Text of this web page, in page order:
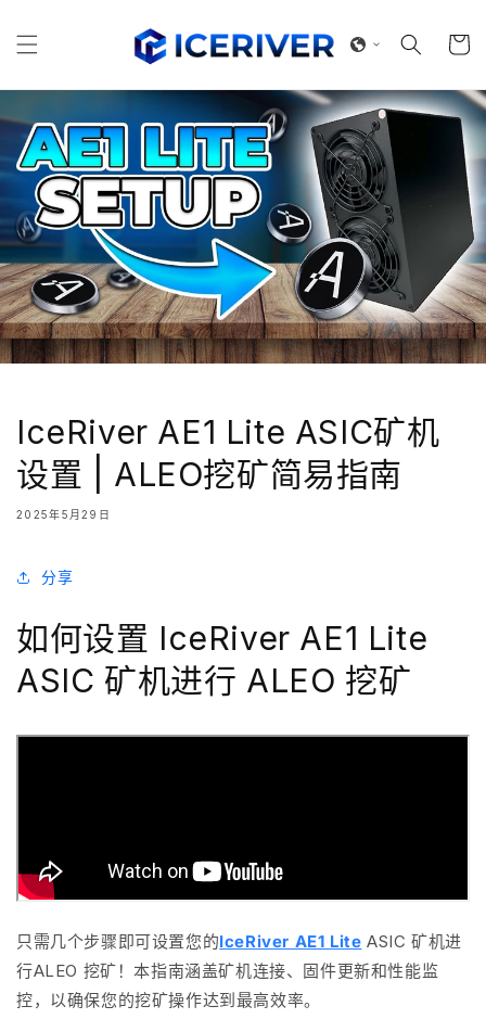
容
物
IceRiver AE1 Lite ASIC矿机
设置 | ALEO挖矿简易指南
2025年5月29日
分享
如何设置 IceRiver AE1 Lite
ASIC 矿机进行 ALEO 挖矿
只需几个步骤即可设置您的IceRiver AE1 Lite ASIC 矿机进
行ALEO 挖矿！本指南涵盖矿机连接、固件更新和性能监
控，以确保您的挖矿操作达到最高效率。